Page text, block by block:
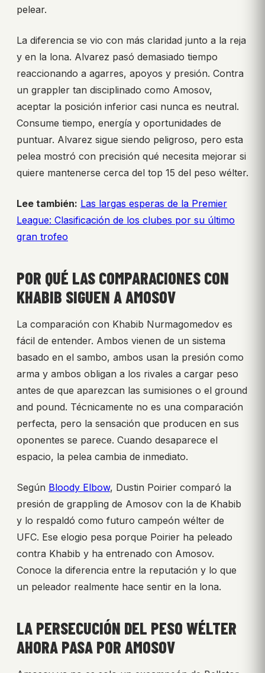
pelear.
La diferencia se vio con más claridad junto a la reja
y en la lona. Alvarez pasó demasiado tiempo
reaccionando a agarres, apoyos y presión. Contra
un grappler tan disciplinado como Amosov,
aceptar la posición inferior casi nunca es neutral.
Consume tiempo, energía y oportunidades de
puntuar. Alvarez sigue siendo peligroso, pero esta
pelea mostró con precisión qué necesita mejorar si
quiere mantenerse cerca del top 15 del peso wélter.
Lee también: Las largas esperas de la Premier
League: Clasificación de los clubes por su último
gran trofeo
POR QUÉ LAS COMPARACIONES CON
KHABIB SIGUEN A AMOSOV
La comparación con Khabib Nurmagomedov es
fácil de entender. Ambos vienen de un sistema
basado en el sambo, ambos usan la presión como
arma y ambos obligan a los rivales a cargar peso
antes de que aparezcan las sumisiones o el ground
and pound. Técnicamente no es una comparación
perfecta, pero la sensación que producen en sus
oponentes se parece. Cuando desaparece el
espacio, la pelea cambia de inmediato.
Según Bloody Elbow, Dustin Poirier comparó la
presión de grappling de Amosov con la de Khabib
y lo respaldó como futuro campeón wélter de
UFC. Ese elogio pesa porque Poirier ha peleado
contra Khabib y ha entrenado con Amosov.
Conoce la diferencia entre la reputación y lo que
un peleador realmente hace sentir en la lona.
LA PERSECUCIÓN DEL PESO WÉLTER
AHORA PASA POR AMOSOV